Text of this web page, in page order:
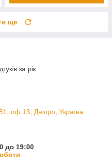
ще
за рік
оф.13, Дніпро, Україна
до 19:00